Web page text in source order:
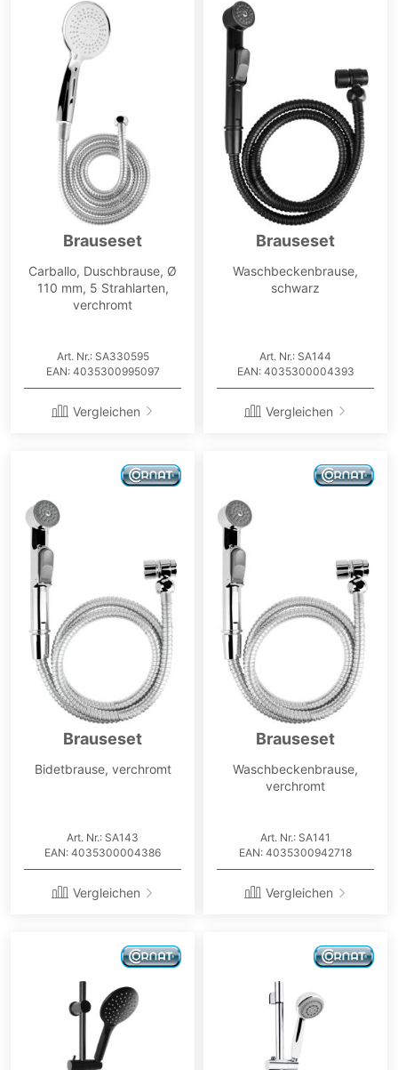
Brauseset
Carballo, Duschbrause, Ø
110 mm, 5 Strahlarten,
verchromt
Art. Nr.: SA330595
EAN: 4035300995097
Vergleichen
Brauseset
Waschbeckenbrause,
schwarz
Art. Nr.: SA144
EAN: 4035300004393
Vergleichen
Brauseset
Bidetbrause, verchromt
Art. Nr.: SA143
EAN: 4035300004386
Vergleichen
Brauseset
Waschbeckenbrause,
verchromt
Art. Nr.: SA141
EAN: 4035300942718
Vergleichen